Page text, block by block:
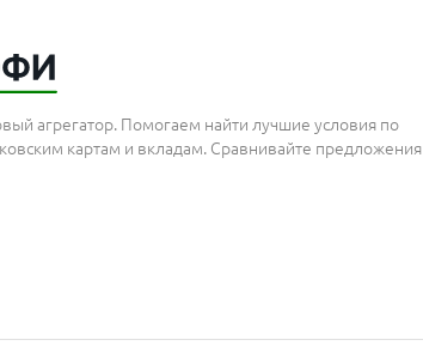
Норильск
Керчь
агрегатор. Помогаем найти лучшие условия по
картам и вкладам. Сравнивайте предложения